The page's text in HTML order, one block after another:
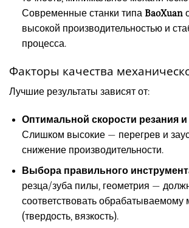
Современные станки типа BaoXuan
высокой производительностью и
процесса.
Факторы качества
Лучшие результаты зависят от:
Оптимальной скорости резания и
Слишком высокие — перегрев и
снижение производительности.
Выбора правильного
резца/зуба пилы, геометрия —
соответствовать обрабатываемому
(твердость, вязкость).